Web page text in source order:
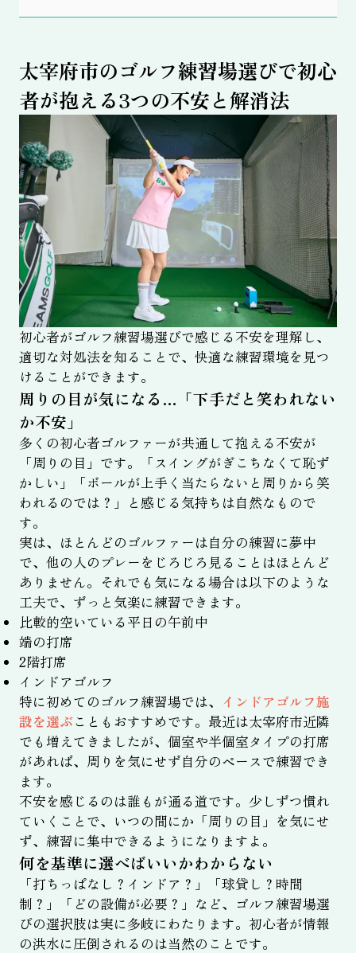
太宰府市のゴルフ練習場選びで初心
者が抱える3つの不安と解消法
初心者がゴルフ練習場選びで感じる不安を理解し、
適切な対処法を知ることで、快適な練習環境を見つ
けることができます。
周りの目が気になる…「下手だと笑われない
か不安」
多くの初心者ゴルファーが共通して抱える不安が
「周りの目」です。「スイングがぎこちなくて恥ず
かしい」「ボールが上手く当たらないと周りから笑
われるのでは？」と感じる気持ちは自然なもので
す。
実は、ほとんどのゴルファーは自分の練習に夢中
で、他の人のプレーをじろじろ見ることはほとんど
ありません。それでも気になる場合は以下のような
工夫で、ずっと気楽に練習できます。
比較的空いている平日の午前中
端の打席
2階打席
インドアゴルフ
特に初めてのゴルフ練習場では、 インドアゴルフ施
設を選ぶこともおすすめです。最近は太宰府市近隣
でも増えてきましたが、個室や半個室タイプの打席
があれば、周りを気にせず自分のペースで練習でき
ます。
不安を感じるのは誰もが通る道です。少しずつ慣れ
ていくことで、いつの間にか「周りの目」を気にせ
ず、練習に集中できるようになりますよ。
何を基準に選べばいいかわからない
「打ちっぱなし？インドア？」「球貸し？時間
制？」「どの設備が必要？」など、ゴルフ練習場選
びの選択肢は実に多岐にわたります。初心者が情報
の洪水に圧倒されるのは当然のことです。